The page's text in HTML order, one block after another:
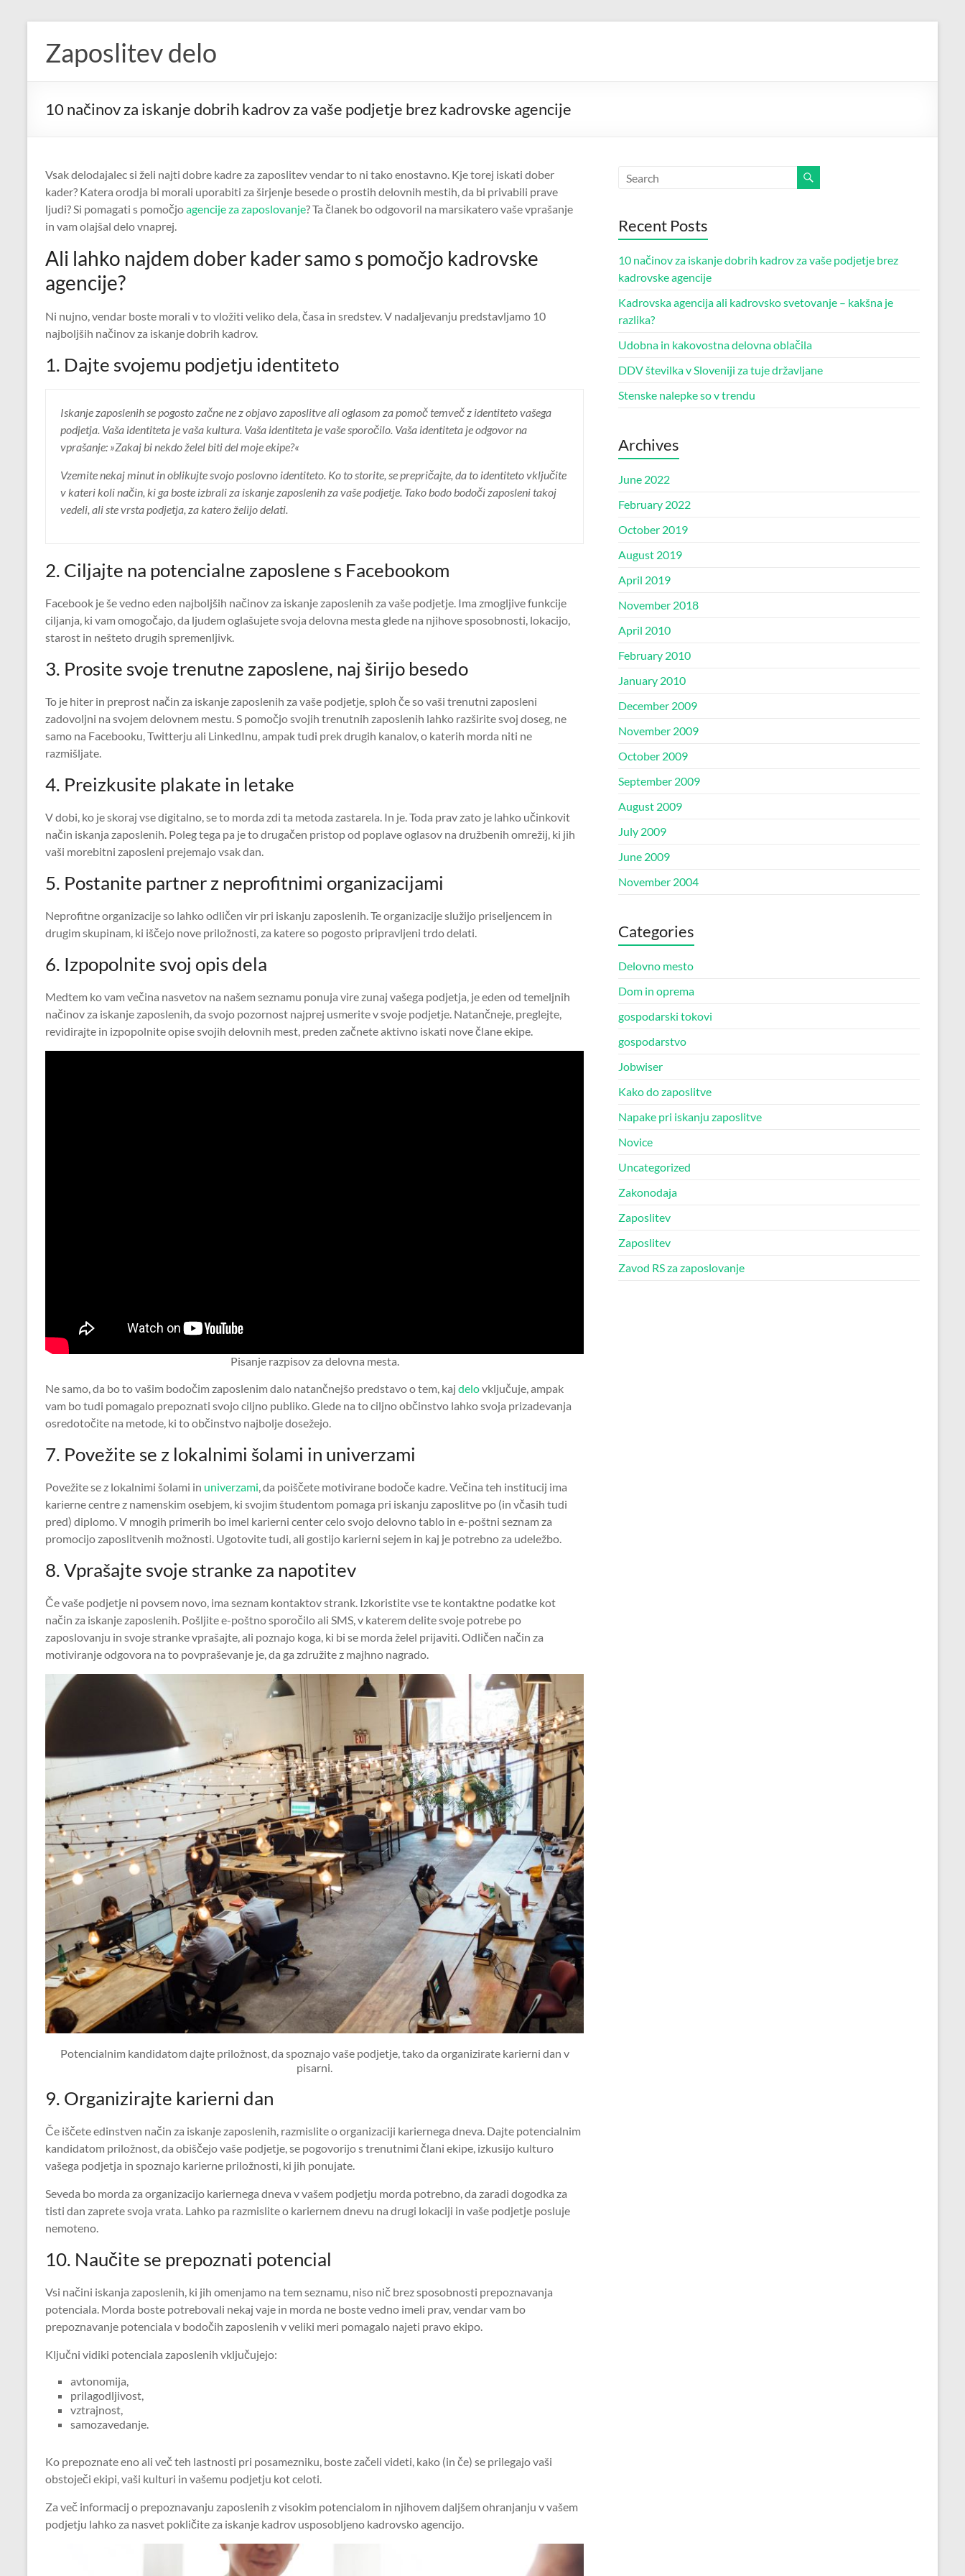
content
Zaposlitev delo
10 načinov za iskanje dobrih kadrov za vaše podjetje brez kadrovske agencije
Vsak delodajalec si želi najti dobre kadre za zaposlitev vendar to ni tako enostavno. Kje torej iskati dober
kader? Katera orodja bi morali uporabiti za širjenje besede o prostih delovnih mestih, da bi privabili prave
ljudi? Si pomagati s pomočjoagencije za zaposlovanje? Ta članek bo odgovoril na marsikatero vaše vprašanje
in vam olajšal delo vnaprej.
Ali lahko najdem dober kader samo s pomočjo kadrovske
agencije?
Ni nujno, vendar boste morali v to vložiti veliko dela, časa in sredstev. V nadaljevanju predstavljamo 10
najboljših načinov za iskanje dobrih kadrov.
1. Dajte svojemu podjetju identiteto
Iskanje zaposlenih se pogosto začne ne z objavo zaposlitve ali oglasom za pomoč temveč z identiteto vašega
podjetja. Vaša identiteta je vaša kultura. Vaša identiteta je vaše sporočilo. Vaša identiteta je odgovor na
vprašanje: »Zakaj bi nekdo želel biti del moje ekipe?«
Vzemite nekaj minut in oblikujte svojo poslovno identiteto. Ko to storite, se prepričajte, da to identiteto vključite
v kateri koli način, ki ga boste izbrali za iskanje zaposlenih za vaše podjetje. Tako bodo bodoči zaposleni takoj
vedeli, ali ste vrsta podjetja, za katero želijo delati.
2. Ciljajte na potencialne zaposlene s Facebookom
Facebook je še vedno eden najboljših načinov za iskanje zaposlenih za vaše podjetje. Ima zmogljive funkcije
ciljanja, ki vam omogočajo, da ljudem oglašujete svoja delovna mesta glede na njihove sposobnosti, lokacijo,
starost in nešteto drugih spremenljivk.
3. Prosite svoje trenutne zaposlene, naj širijo besedo
To je hiter in preprost način za iskanje zaposlenih za vaše podjetje, sploh če so vaši trenutni zaposleni
zadovoljni na svojem delovnem mestu. S pomočjo svojih trenutnih zaposlenih lahko razširite svoj doseg, ne
samo na Facebooku, Twitterju ali LinkedInu, ampak tudi prek drugih kanalov, o katerih morda niti ne
razmišljate.
4. Preizkusite plakate in letake
V dobi, ko je skoraj vse digitalno, se to morda zdi ta metoda zastarela. In je. Toda prav zato je lahko učinkovit
način iskanja zaposlenih. Poleg tega pa je to drugačen pristop od poplave oglasov na družbenih omrežij, ki jih
vaši morebitni zaposleni prejemajo vsak dan.
5. Postanite partner z neprofitnimi organizacijami
Neprofitne organizacije so lahko odličen vir pri iskanju zaposlenih. Te organizacije služijo priseljencem in
drugim skupinam, ki iščejo nove priložnosti, za katere so pogosto pripravljeni trdo delati.
6. Izpopolnite svoj opis dela
Medtem ko vam večina nasvetov na našem seznamu ponuja vire zunaj vašega podjetja, je eden od temeljnih
načinov za iskanje zaposlenih, da svojo pozornost najprej usmerite v svoje podjetje. Natančneje, preglejte,
revidirajte in izpopolnite opise svojih delovnih mest, preden začnete aktivno iskati nove člane ekipe.
Pisanje razpisov za delovna mesta.
Ne samo, da bo to vašim bodočim zaposlenim dalo natančnejšo predstavo o tem, kaj delovključuje, ampak
vam bo tudi pomagalo prepoznati svojo ciljno publiko. Glede na to ciljno občinstvo lahko svoja prizadevanja
osredotočite na metode, ki to občinstvo najbolje dosežejo.
7. Povežite se z lokalnimi šolami in univerzami
Povežite se z lokalnimi šolami in univerzami, da poiščete motivirane bodoče kadre. Večina teh institucij ima
karierne centre z namenskim osebjem, ki svojim študentom pomaga pri iskanju zaposlitve po (in včasih tudi
pred) diplomo. V mnogih primerih bo imel karierni center celo svojo delovno tablo in e-poštni seznam za
promocijo zaposlitvenih možnosti. Ugotovite tudi, ali gostijo karierni sejem in kaj je potrebno za udeležbo.
8. Vprašajte svoje stranke za napotitev
Če vaše podjetje ni povsem novo, ima seznam kontaktov strank. Izkoristite vse te kontaktne podatke kot
način za iskanje zaposlenih. Pošljite e-poštno sporočilo ali SMS, v katerem delite svoje potrebe po
zaposlovanju in svoje stranke vprašajte, ali poznajo koga, ki bi se morda želel prijaviti. Odličen način za
motiviranje odgovora na to povpraševanje je, da ga združite z majhno nagrado.
Potencialnim kandidatom dajte priložnost, da spoznajo vaše podjetje, tako da organizirate karierni dan v
pisarni.
9. Organizirajte karierni dan
Če iščete edinstven način za iskanje zaposlenih, razmislite o organizaciji kariernega dneva. Dajte potencialnim
kandidatom priložnost, da obiščejo vaše podjetje, se pogovorijo s trenutnimi člani ekipe, izkusijo kulturo
vašega podjetja in spoznajo karierne priložnosti, ki jih ponujate.
Seveda bo morda za organizacijo kariernega dneva v vašem podjetju morda potrebno, da zaradi dogodka za
tisti dan zaprete svoja vrata. Lahko pa razmislite o kariernem dnevu na drugi lokaciji in vaše podjetje posluje
nemoteno.
10. Naučite se prepoznati potencial
Vsi načini iskanja zaposlenih, ki jih omenjamo na tem seznamu, niso nič brez sposobnosti prepoznavanja
potenciala. Morda boste potrebovali nekaj vaje in morda ne boste vedno imeli prav, vendar vam bo
prepoznavanje potenciala v bodočih zaposlenih v veliki meri pomagalo najeti pravo ekipo.
Ključni vidiki potenciala zaposlenih vključujejo:
avtonomija,
prilagodljivost,
vztrajnost,
samozavedanje.
Ko prepoznate eno ali več teh lastnosti pri posamezniku, boste začeli videti, kako (in če) se prilegajo vaši
obstoječi ekipi, vaši kulturi in vašemu podjetju kot celoti.
Za več informacij o prepoznavanju zaposlenih z visokim potencialom in njihovem daljšem ohranjanju v vašem
podjetju lahko za nasvet pokličite za iskanje kadrov usposobljeno kadrovsko agencijo.
Recent Posts
10 načinov za iskanje dobrih kadrov za vaše podjetje brez
kadrovske agencije
Kadrovska agencija ali kadrovsko svetovanje – kakšna je
razlika?
Udobna in kakovostna delovna oblačila
DDV številka v Sloveniji za tuje državljane
Stenske nalepke so v trendu
Archives
June 2022
February 2022
October 2019
August 2019
April 2019
November 2018
April 2010
February 2010
January 2010
December 2009
November 2009
October 2009
September 2009
August 2009
July 2009
June 2009
November 2004
Categories
Delovno mesto
Dom in oprema
gospodarski tokovi
gospodarstvo
Jobwiser
Kako do zaposlitve
Napake pri iskanju zaposlitve
Novice
Uncategorized
Zakonodaja
Zaposlitev
Zaposlitev
Zavod RS za zaposlovanje